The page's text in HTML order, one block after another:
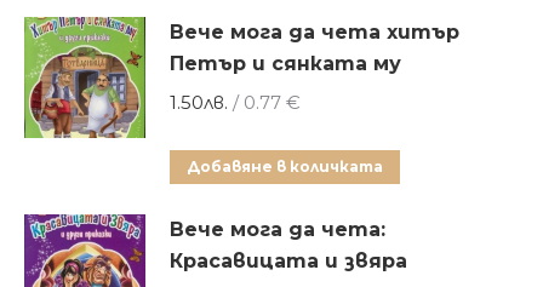
Вече мога да чета хитър
Петър и сянката му
1.50лв. / 0.77 €
Добавяне в количката
Вече мога да чета:
Красавицата и звяра